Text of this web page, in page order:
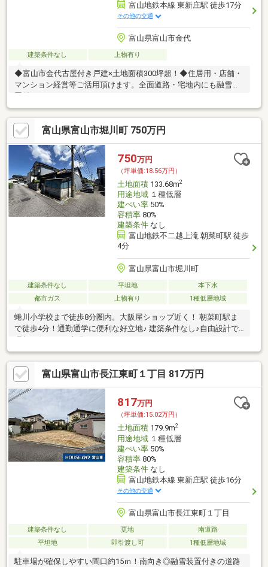
富山地鉄本線 東新庄駅 徒歩17分
その他の交通
富山県富山市金代
建築条件なし 上物有り
◆富山市金代古屋付き戸建×土地面積300坪超！◆住居用・店舗・
マンション経営等ご活用頂けます。全面道路・宅地内にも融雪装
富山県富山市堀川町 750万円
750万円
（坪単価:18.56万円）
土地面積133.68m2
用途地域１種低層
建ぺい率50%
容積率80%
建築条件なし
富山地鉄不二越上滝 朝菜町駅 徒歩
4分
富山県富山市堀川町
建築条件なし 平坦地
本下水
都市ガス
上物有り 1種低層地域
蜷川小学校まで徒歩8分圏内。大阪屋ショップ近く！ 朝菜町駅ま
で徒歩4分！通勤通学に便利な好立地♪ 建築条件なし♪自由設計で
富山県富山市長江東町１丁目 817万円
817万円
（坪単価:15.02万円）
土地面積179.9m2
用途地域１種低層
建ぺい率50%
容積率80%
建築条件なし
富山地鉄本線 東新庄駅 徒歩16分
その他の交通
富山県富山市長江東町１丁目
建築条件なし 更地
南道路
平坦地
即引渡し可 1種低層地域
駐車場が確保しやすい間口約15ｍ！南向き◎融雪装置付きの道路